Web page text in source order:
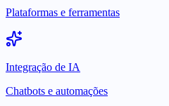
Plataformas e ferramentas
Integração de IA
Chatbots e automações